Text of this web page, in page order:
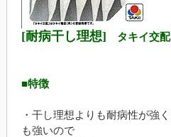
[耐病干し理想] タキイ交配
■特徴
・干し理想よりも耐病性が強
も強いので